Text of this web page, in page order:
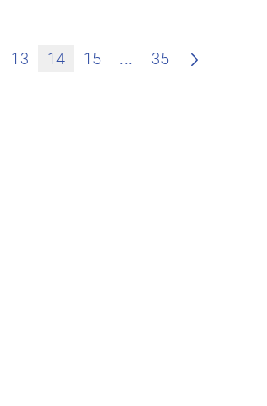
Zwischenseiten Navigieren mit TAB-
13 14 15 ... Zwischenseiten
35